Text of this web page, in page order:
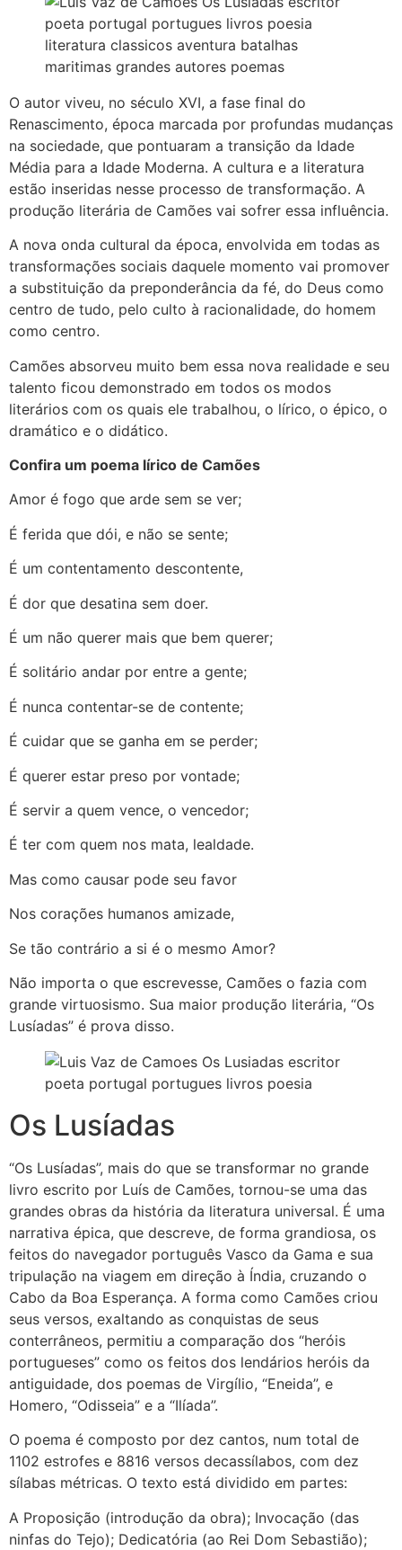
O autor viveu, no século XVI, a fase final do
Renascimento, época marcada por profundas mudanças
na sociedade, que pontuaram a transição da Idade
Média para a Idade Moderna. A cultura e a literatura
estão inseridas nesse processo de transformação. A
produção literária de Camões vai sofrer essa influência.
A nova onda cultural da época, envolvida em todas as
transformações sociais daquele momento vai promover
a substituição da preponderância da fé, do Deus como
centro de tudo, pelo culto à racionalidade, do homem
como centro.
Camões absorveu muito bem essa nova realidade e seu
talento ficou demonstrado em todos os modos
literários com os quais ele trabalhou, o lírico, o épico, o
dramático e o didático.
Confira um poema lírico de Camões
Amor é fogo que arde sem se ver;
É ferida que dói, e não se sente;
É um contentamento descontente,
É dor que desatina sem doer.
É um não querer mais que bem querer;
É solitário andar por entre a gente;
É nunca contentar-se de contente;
É cuidar que se ganha em se perder;
É querer estar preso por vontade;
É servir a quem vence, o vencedor;
É ter com quem nos mata, lealdade.
Mas como causar pode seu favor
Nos corações humanos amizade,
Se tão contrário a si é o mesmo Amor?
Não importa o que escrevesse, Camões o fazia com
grande virtuosismo. Sua maior produção literária, “Os
Lusíadas” é prova disso.
Os Lusíadas
“Os Lusíadas”, mais do que se transformar no grande
livro escrito por Luís de Camões, tornou-se uma das
grandes obras da história da literatura universal. É uma
narrativa épica, que descreve, de forma grandiosa, os
feitos do navegador português Vasco da Gama e sua
tripulação na viagem em direção à Índia, cruzando o
Cabo da Boa Esperança. A forma como Camões criou
seus versos, exaltando as conquistas de seus
conterrâneos, permitiu a comparação dos “heróis
portugueses” como os feitos dos lendários heróis da
antiguidade, dos poemas de Virgílio, “Eneida”, e
Homero, “Odisseia” e a “Ilíada”.
O poema é composto por dez cantos, num total de
1102 estrofes e 8816 versos decassílabos, com dez
sílabas métricas. O texto está dividido em partes:
A Proposição (introdução da obra); Invocação (das
ninfas do Tejo); Dedicatória (ao Rei Dom Sebastião);